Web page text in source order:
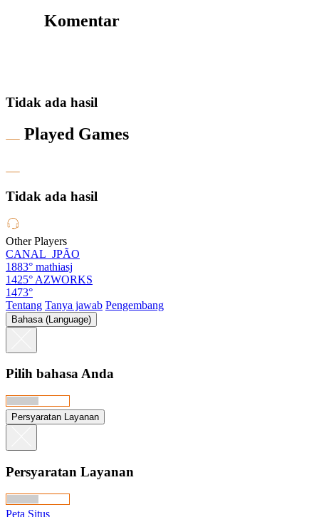
Komentar
Tidak ada hasil
Played Games
Tidak ada hasil
Other Players
CANAL_JPÃO
1883° mathiasj
1425° AZWORKS
1473°
Tentang Tanya jawab Pengembang
Bahasa (Language)
Pilih bahasa Anda
Persyaratan Layanan
Persyaratan Layanan
Peta Situs